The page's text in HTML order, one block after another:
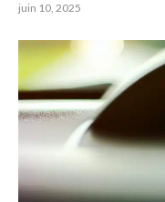
juin 10, 2025